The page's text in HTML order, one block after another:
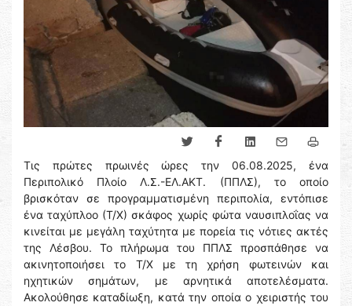
Τις πρώτες πρωινές ώρες την 06.08.2025, ένα
Περιπολικό Πλοίο Λ.Σ.-ΕΛ.ΑΚΤ. (ΠΠΛΣ), το οποίο
βρισκόταν σε προγραμματισμένη περιπολία, εντόπισε
ένα ταχύπλοο (Τ/Χ) σκάφος χωρίς φώτα ναυσιπλοΐας να
κινείται με μεγάλη ταχύτητα με πορεία τις νότιες ακτές
της Λέσβου. Το πλήρωμα του ΠΠΛΣ προσπάθησε να
ακινητοποιήσει το Τ/Χ με τη χρήση φωτεινών και
ηχητικών σημάτων, με αρνητικά αποτελέσματα.
Ακολούθησε καταδίωξη, κατά την οποία ο χειριστής του